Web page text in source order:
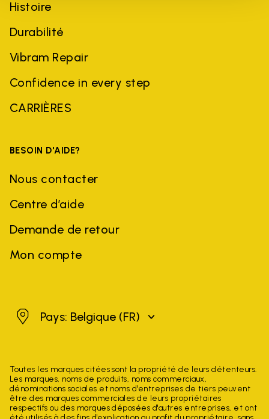
Histoire
Durabilité
Vibram Repair
Confidence in every step
CARRIÈRES
BESOIN D'AIDE?
Nous contacter
Centre d’aide
Demande de retour
Mon compte
BelgiquePays: Belgique (FR)
Toutes les marques citées sont la propriété de leurs détenteurs.
Les marques, noms de produits, noms commerciaux,
dénominations sociales et noms d'entreprises de tiers peuvent
être des marques commerciales de leurs propriétaires
respectifs ou des marques déposées d'autres entreprises, et ont